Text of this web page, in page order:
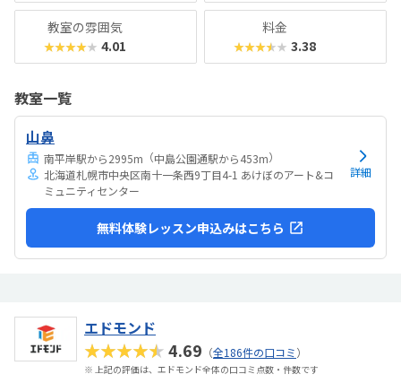
教室の雰囲気
★★★★★ 4.01
料金
★★★★★ 3.38
教室一覧
山鼻
南平岸駅から2995m （中島公園通駅から453m）
北海道札幌市中央区南十一条西9丁目4-1 あけぼのアート&コ
ミュニティセンター
詳細
無料体験レッスン申込みはこちら
エドモンド
★★★★★4.69 （全186件の口コミ）
※ 上記の評価は、エドモンド全体の口コミ点数・件数です